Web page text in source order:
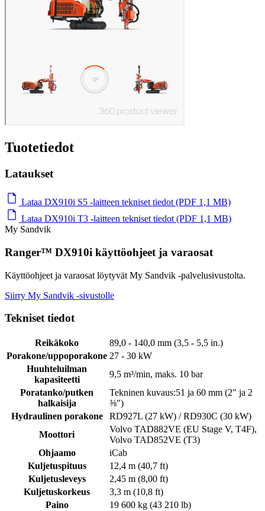
Tuotetiedot
Lataukset
Lataa DX910i S5 ‑laitteen tekniset tiedot (PDF 1,1 MB)
Lataa DX910i T3 ‑laitteen tekniset tiedot (PDF 1,1 MB)
My Sandvik
Ranger™ DX910i käyttöohjeet ja varaosat
Käyttöohjeet ja varaosat löytyvät My Sandvik -palvelusivustolta.
Siirry My Sandvik -sivustolle
Tekniset tiedot
Reikäkoko
89,0 - 140,0 mm (3,5 - 5,5 in.)
Porakone/uppoporakone 27 - 30 kW
Huuhteluilman
kapasiteetti
9,5 m³/min, maks. 10 bar
Poratanko/putken
halkaisija
Tekninen kuvaus:51 ja 60 mm (2" ja 2
⅜")
Hydraulinen porakone
RD927L (27 kW) / RD930C (30 kW)
Moottori
Volvo TAD882VE (EU Stage V, T4F),
Volvo TAD852VE (T3)
Ohjaamo
iCab
Kuljetuspituus
12,4 m (40,7 ft)
Kuljetusleveys
2,45 m (8,00 ft)
Kuljetuskorkeus
3,3 m (10,8 ft)
Paino
19 600 kg (43 210 lb)